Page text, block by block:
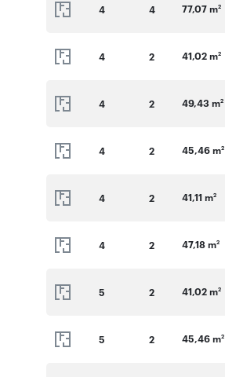
4 4 77,07 m2
4 2 41,02 m2
4 2 49,43 m2
4 2 45,46 m2
4 2 41,11 m2
4 2 47,18 m2
5 2 41,02 m2
5 2 45,46 m2